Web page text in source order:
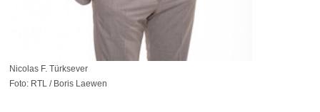
Nicolas F. Türksever
Foto: RTL / Boris Laewen